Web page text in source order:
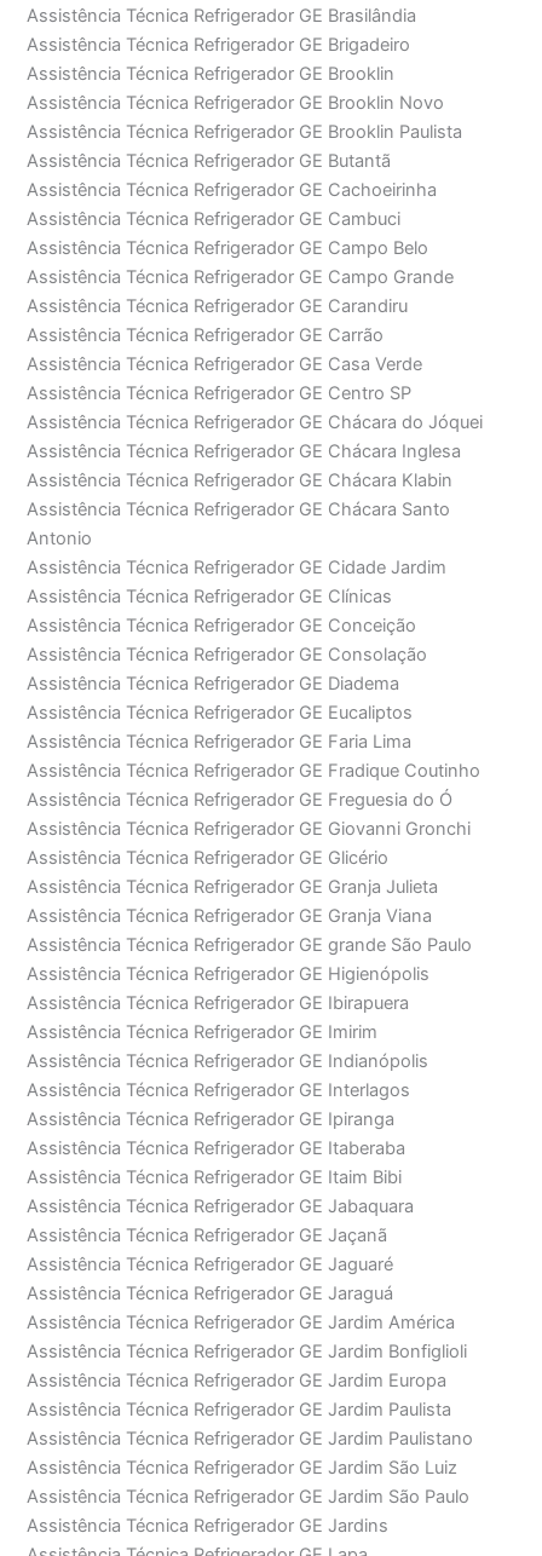
Assistência Técnica Refrigerador GE Brasilândia
Assistência Técnica Refrigerador GE Brigadeiro
Assistência Técnica Refrigerador GE Brooklin
Assistência Técnica Refrigerador GE Brooklin Novo
Assistência Técnica Refrigerador GE Brooklin Paulista
Assistência Técnica Refrigerador GE Butantã
Assistência Técnica Refrigerador GE Cachoeirinha
Assistência Técnica Refrigerador GE Cambuci
Assistência Técnica Refrigerador GE Campo Belo
Assistência Técnica Refrigerador GE Campo Grande
Assistência Técnica Refrigerador GE Carandiru
Assistência Técnica Refrigerador GE Carrão
Assistência Técnica Refrigerador GE Casa Verde
Assistência Técnica Refrigerador GE Centro SP
Assistência Técnica Refrigerador GE Chácara do Jóquei
Assistência Técnica Refrigerador GE Chácara Inglesa
Assistência Técnica Refrigerador GE Chácara Klabin
Assistência Técnica Refrigerador GE Chácara Santo
Antonio
Assistência Técnica Refrigerador GE Cidade Jardim
Assistência Técnica Refrigerador GE Clínicas
Assistência Técnica Refrigerador GE Conceição
Assistência Técnica Refrigerador GE Consolação
Assistência Técnica Refrigerador GE Diadema
Assistência Técnica Refrigerador GE Eucaliptos
Assistência Técnica Refrigerador GE Faria Lima
Assistência Técnica Refrigerador GE Fradique Coutinho
Assistência Técnica Refrigerador GE Freguesia do Ó
Assistência Técnica Refrigerador GE Giovanni Gronchi
Assistência Técnica Refrigerador GE Glicério
Assistência Técnica Refrigerador GE Granja Julieta
Assistência Técnica Refrigerador GE Granja Viana
Assistência Técnica Refrigerador GE grande São Paulo
Assistência Técnica Refrigerador GE Higienópolis
Assistência Técnica Refrigerador GE Ibirapuera
Assistência Técnica Refrigerador GE Imirim
Assistência Técnica Refrigerador GE Indianópolis
Assistência Técnica Refrigerador GE Interlagos
Assistência Técnica Refrigerador GE Ipiranga
Assistência Técnica Refrigerador GE Itaberaba
Assistência Técnica Refrigerador GE Itaim Bibi
Assistência Técnica Refrigerador GE Jabaquara
Assistência Técnica Refrigerador GE Jaçanã
Assistência Técnica Refrigerador GE Jaguaré
Assistência Técnica Refrigerador GE Jaraguá
Assistência Técnica Refrigerador GE Jardim América
Assistência Técnica Refrigerador GE Jardim Bonfiglioli
Assistência Técnica Refrigerador GE Jardim Europa
Assistência Técnica Refrigerador GE Jardim Paulista
Assistência Técnica Refrigerador GE Jardim Paulistano
Assistência Técnica Refrigerador GE Jardim São Luiz
Assistência Técnica Refrigerador GE Jardim São Paulo
Assistência Técnica Refrigerador GE Jardins